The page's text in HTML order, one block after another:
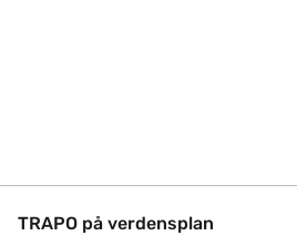
TRAPO på verdensplan